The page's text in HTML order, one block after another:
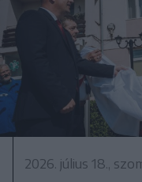
2026. július 18.,